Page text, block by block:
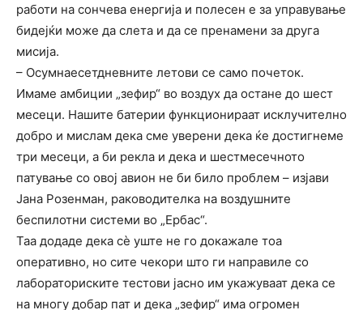
работи на сончева енергија и полесен е за управување
бидејќи може да слета и да се пренамени за друга
мисија.
– Осумнаесетдневните летови се само почеток.
Имаме амбиции „зефир“ во воздух да остане до шест
месеци. Нашите батерии функционираат исклучително
добро и мислам дека сме уверени дека ќе достигнеме
три месеци, а би рекла и дека и шестмесечното
патување со овој авион не би било проблем – изјави
Јана Розенман, раководителка на воздушните
беспилотни системи во „Ербас“.
Таа додаде дека сѐ уште не го докажале тоа
оперативно, но сите чекори што ги направиле со
лабораториските тестови јасно им укажуваат дека се
на многу добар пат и дека „зефир“ има огромен